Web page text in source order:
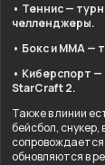
• Теннис —
челленджеры.
• Бокс и ММА —
• Киберспорт
StarCraft 2.
Также в линии
бейсбол,
обновляются в